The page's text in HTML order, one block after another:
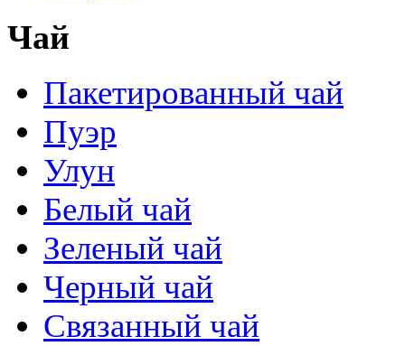
Чай
Пакетированный чай
Пуэр
Улун
Белый чай
Зеленый чай
Черный чай
Связанный чай